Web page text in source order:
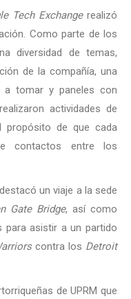
Tech Exchangerealizó
Como parte de los
diversidad de temas,
de la compañía, una
a tomar y paneles con
actividades de
propósito de que cada
contactos entre los
un viaje a la sede
Gate Bridge, así como
para asistir a un partido
contra los Detroit
de UPRM que